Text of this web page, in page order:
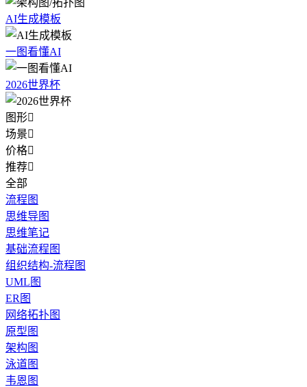
AI生成模板
一图看懂AI
2026世界杯
图形
场景
价格
推荐
全部
流程图
思维导图
思维笔记
基础流程图
组织结构-流程图
UML图
ER图
网络拓扑图
原型图
架构图
泳道图
韦恩图